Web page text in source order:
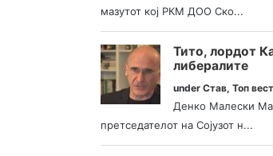
мазутот кој РКМ ДОО Ско...
Тито, лордот
либералите
underСтав,Топ
Денко Малески
претседателот на Сојузот н...